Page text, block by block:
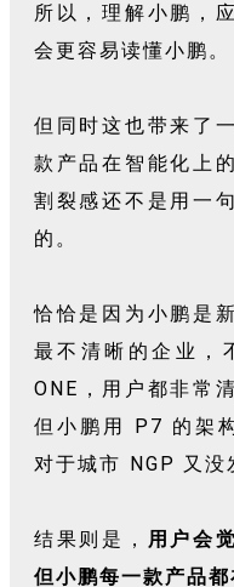
所以，理解小鹏，
会更容易读懂小鹏。
但同时这也带来了
款产品在智能化上
割裂感还不是用一
的。
恰恰是因为小鹏是
最不清晰的企业，
ONE，用户都非常
但小鹏用 P7 的架
对于城市 NGP 又没
结果则是， 用户会
但小鹏每一款产品都